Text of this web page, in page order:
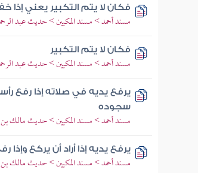
فكان لا يتم التكبير يعني إذا
مسند أحمد > مسند المكيين > حديث عبد
فكان لا يتم التكبير
مسند أحمد > مسند المكيين > حديث عبد
يرفع يديه في صلاته إذا رفع
سجوده
مسند أحمد > مسند المكيين > حديث مالك بن
يرفع يديه إذا أراد أن يركع
مسند أحمد > مسند المكيين > حديث مالك بن